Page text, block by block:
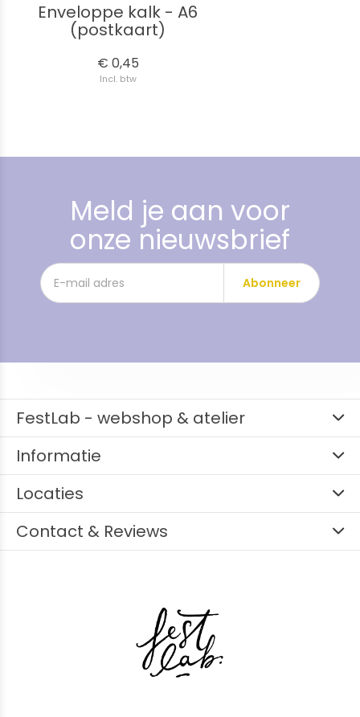
Enveloppe kalk - A6
(postkaart)
€ 0,45
Incl. btw
Meld je aan voor
onze nieuwsbrief
Abonneer
FestLab - webshop & atelier
Informatie
Locaties
Contact & Reviews